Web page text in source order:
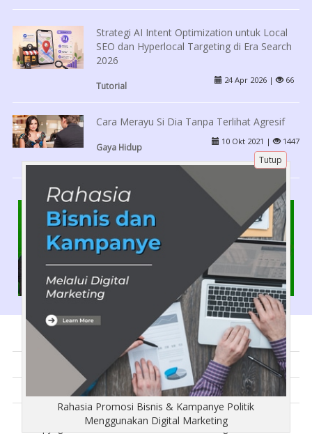
Strategi AI Intent Optimization untuk Local
SEO dan Hyperlocal Targeting di Era Search
2026
Tutorial
24 Apr 2026 | 66
Cara Merayu Si Dia Tanpa Terlihat Agresif
Gaya Hidup
10 Okt 2021 | 1447
Tentang Kami
Artikel
Disclaimer
Copyright © Busana-Muslimah.com 2018 - All rights reserved
Tutup
Rahasia Promosi Bisnis & Kampanye Politik
Menggunakan Digital Marketing